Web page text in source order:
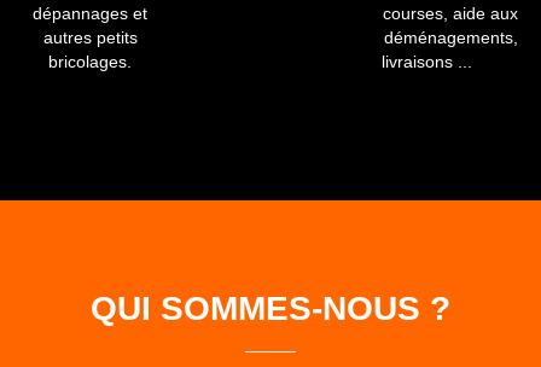
dépannages et
autres petits
bricolages.
courses, aide aux
déménagements,
livraisons ...
QUI SOMMES-NOUS ?